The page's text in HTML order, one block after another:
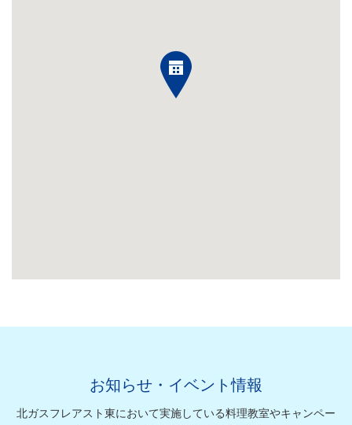
お知らせ・イベント情報
北ガスフレアスト東において実施している料理教室やキャンペー